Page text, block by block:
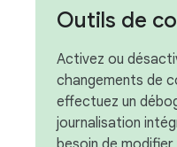
Outils de
Activez ou
changements de
effectuez un
journalisation